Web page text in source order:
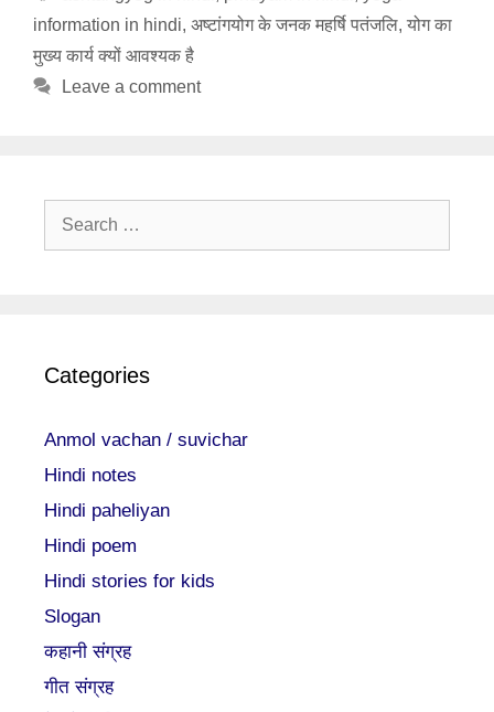
information in hindi, अष्टांगयोग के जनक महर्षि पतंजलि, योग का
मुख्य कार्य क्यों आवश्यक है
Leave a comment
Search
Categories
Anmol vachan / suvichar
Hindi notes
Hindi paheliyan
Hindi poem
Hindi stories for kids
Slogan
कहानी संग्रह
गीत संग्रह